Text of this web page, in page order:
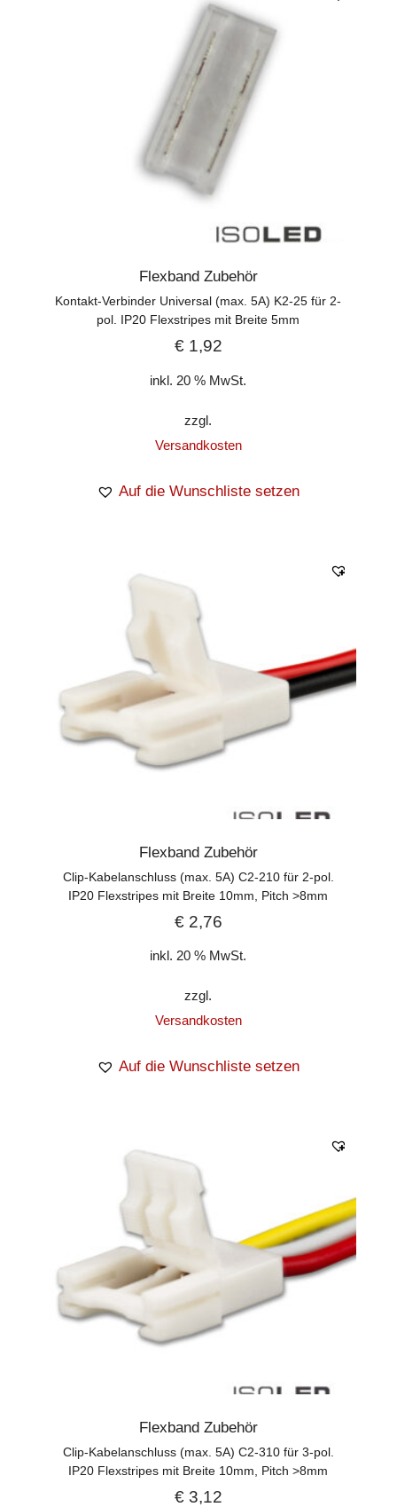
Flexband Zubehör
Kontakt-Verbinder Universal (max. 5A) K2-25 für 2-
pol. IP20 Flexstripes mit Breite 5mm
€1,92
inkl. 20 % MwSt.
zzgl.
Versandkosten
Auf die Wunschliste setzen
Flexband Zubehör
Clip-Kabelanschluss (max. 5A) C2-210 für 2-pol.
IP20 Flexstripes mit Breite 10mm, Pitch >8mm
€2,76
inkl. 20 % MwSt.
zzgl.
Versandkosten
Auf die Wunschliste setzen
Flexband Zubehör
Clip-Kabelanschluss (max. 5A) C2-310 für 3-pol.
IP20 Flexstripes mit Breite 10mm, Pitch >8mm
€3,12